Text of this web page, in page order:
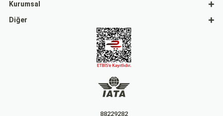
Kurumsal
Diğer
88229282